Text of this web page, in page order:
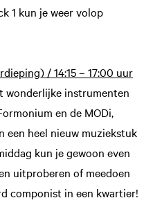
1 kun je weer volop
/ 14:15 – 17:00 uur
wonderlijke instrumenten
en de MODi,
een heel nieuw muziekstuk
kun je gewoon even
uitproberen of meedoen
componist in een kwartier!